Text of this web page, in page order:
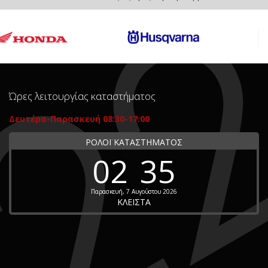
Ώρες λειτουργίας καταστήματος
Δευτέρα-Παρασκευή 08:30-17:00
ΡΟΛΟΪ ΚΑΤΑΣΤΗΜΑΤΟΣ
02 35
Παρασκευή, 7 Αυγούστου 2026
ΚΛΕΙΣΤΑ